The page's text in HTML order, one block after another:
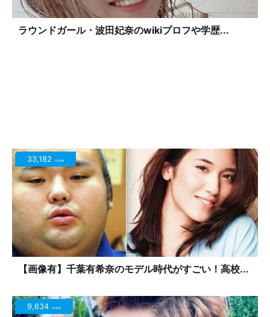
ラウンドガール・波田妃奈のwikiプロフや学歴...
33,182 view
【画像有】千葉有希奈のモデル時代がすごい！高校...
9,634 view